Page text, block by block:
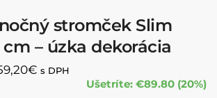
stromček Slim
– úzka dekorácia
€ s DPH
Ušetríte: €89.80 (20%)